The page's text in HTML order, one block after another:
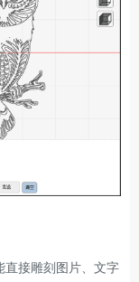
接雕刻图片、文字